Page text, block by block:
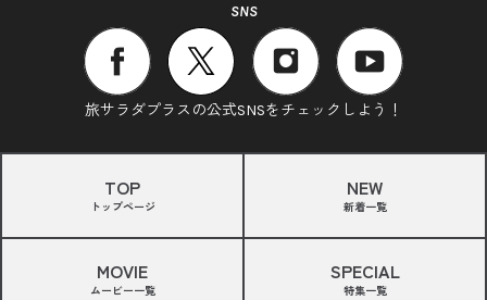
SNS
旅サラダプラスの公式SNSをチェックしよう！
TOP
トップページ
NEW
新着一覧
MOVIE
ムービー一覧
SPECIAL
特集一覧